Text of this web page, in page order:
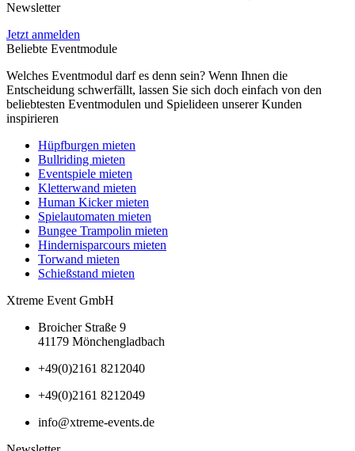
Newsletter
Jetzt anmelden
Beliebte Eventmodule
Welches Eventmodul darf es denn sein? Wenn Ihnen die
Entscheidung schwerfällt, lassen Sie sich doch einfach von den
beliebtesten Eventmodulen und Spielideen unserer Kunden
inspirieren
Hüpfburgen mieten
Bullriding mieten
Eventspiele mieten
Kletterwand mieten
Human Kicker mieten
Spielautomaten mieten
Bungee Trampolin mieten
Hindernisparcours mieten
Torwand mieten
Schießstand mieten
Xtreme Event GmbH
Broicher Straße 9
41179 Mönchengladbach
+49(0)2161 8212040
+49(0)2161 8212049
info@xtreme-events.de